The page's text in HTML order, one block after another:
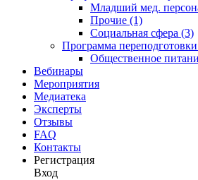
Младший мед.
Прочие (1)
Социальная сфера (3)
Программа
Общественное
Вебинары
Мероприятия
Медиатека
Эксперты
Отзывы
FAQ
Контакты
Регистрация
Вход